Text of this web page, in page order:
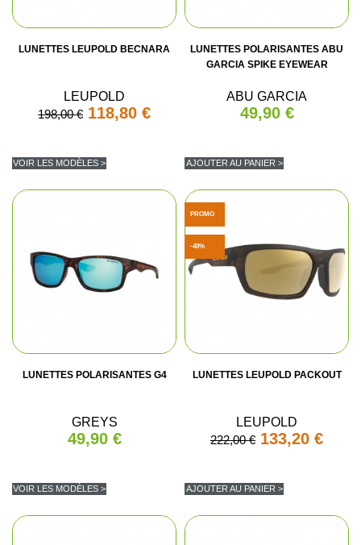
LUNETTES LEUPOLD BECNARA
LEUPOLD
198,00 € 118,80 €
VOIR LES MODÈLES >
LUNETTES POLARISANTES ABU
GARCIA SPIKE EYEWEAR
ABU GARCIA
49,90 €
AJOUTER AU PANIER >
LUNETTES POLARISANTES G4
GREYS
49,90 €
VOIR LES MODÈLES >
LUNETTES LEUPOLD PACKOUT
LEUPOLD
222,00 € 133,20 €
AJOUTER AU PANIER >
PROMO
-40%